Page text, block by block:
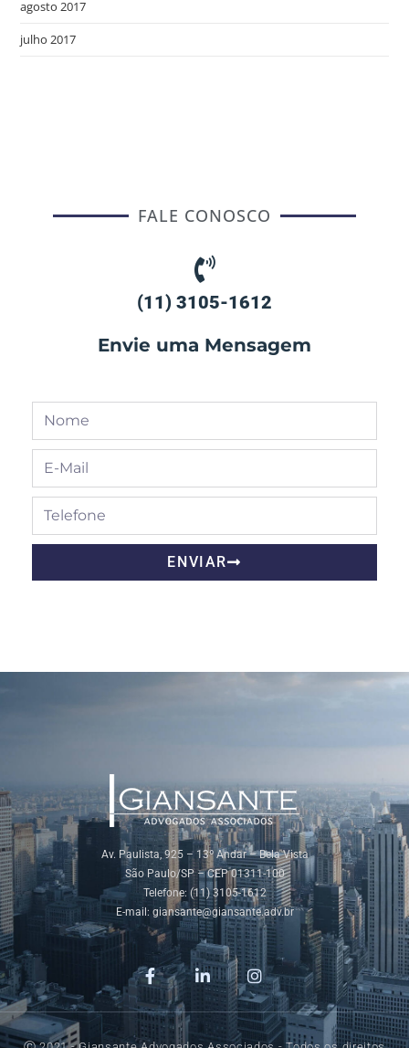
agosto 2017
julho 2017
FALE CONOSCO
(11) 3105-1612
Envie uma Mensagem
ENVIAR
Av. Paulista, 925 – 13º Andar – Bela Vista
São Paulo/SP – CEP 01311-100
Telefone: (11) 3105-1612
E-mail: giansante@giansante.adv.br